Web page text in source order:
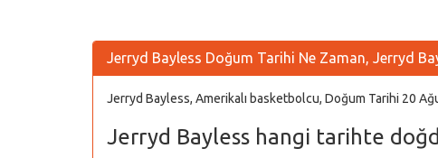
Jerryd Bayless Doğum Tarihi Ne Zaman, Jerryd
Jerryd Bayless, Amerikalı basketbolcu, Doğum Tarihi 20
Jerryd Bayless hangi tarihte